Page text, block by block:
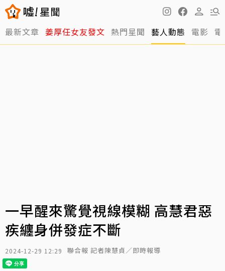
最新文章 姜厚任女友發文 熱門星聞 藝人動態 電影
一早醒來驚覺視線模糊 高慧君惡
疾纏身併發症不斷
2024-12-29 12:29 聯合報 記者陳慧貞／即時報導